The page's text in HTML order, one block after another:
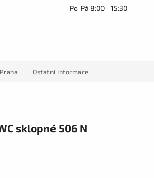
Po-Pá 8:00 - 15:30
Ostatní informace
sklopné 506 N